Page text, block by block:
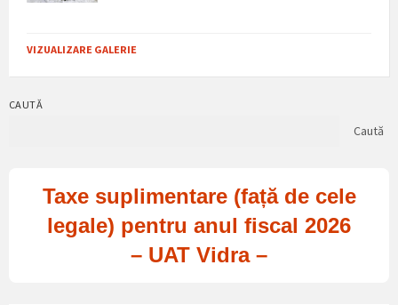
VIZUALIZARE GALERIE
CAUTĂ
Caută
Taxe suplimentare (față de cele
legale) pentru anul fiscal 2026
– UAT Vidra –